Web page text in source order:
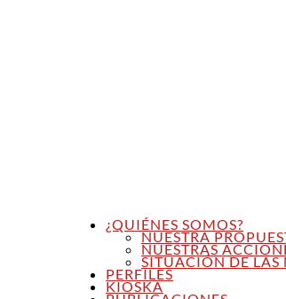
¿QUIÉNES SOMOS?
NUESTRA
NUESTRAS
SITUACIÓN DE LAS
PERFILES
KIOSKA